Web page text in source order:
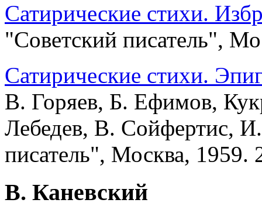
Сатирические стихи.
"Советский писатель",
Сатирические стихи.
В. Горяев, Б. Ефимов,
Лебедев, В. Сойфертис,
писатель", Москва, 1959.
В. Каневский